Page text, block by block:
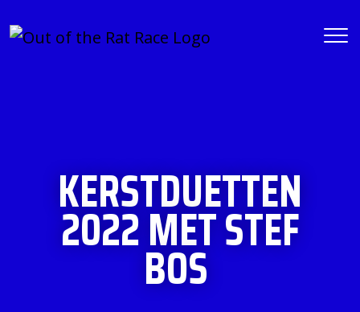
KERSTDUETTEN
2022 MET STEF
BOS